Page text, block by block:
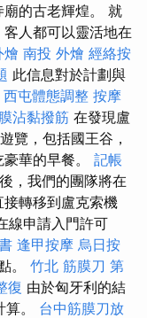
的古老輝煌。 就
人都可以靈活地在
燴 南投 外燴 經絡按
此信息對於計劃與
西屯體態調整 按摩
沾黏撥筋 在發現盧
覽，包括國王谷，
華的早餐。 記帳
，我們的團隊將在
轉移到盧克索機
線申請入門許可
逢甲按摩 烏日按
。 竹北 筋膜刀 第
復 由於匈牙利的結
。 台中筋膜刀放